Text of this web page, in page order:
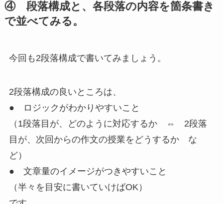
④ 段落構成と、各段落の内容を箇条書き
で並べてみる。
今回も2段落構成で書いてみましょう。
2段落構成の良いところは、
●
ロジックがわかりやすいこと
（1段落目が、どのように対応するか ⇔ 2段落
目が、次回からの作文の授業をどうするか な
ど）
● 文章量のイメージがつきやすいこと
（半々を目安に書いていけばOK）